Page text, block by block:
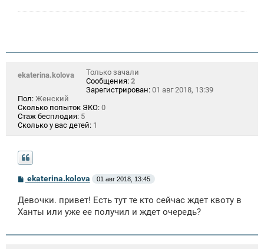
ekaterina.kolova
Только зачали
Сообщения: 2
Зарегистрирован: 01 авг 2018, 13:39
Пол: Женский
Сколько попыток ЭКО: 0
Стаж бесплодия: 5
Сколько у вас детей: 1
С
о
б
щ
и
ekaterina.kolova 01 авг 2018, 13:45
Девочки. привет! Есть тут те кто сейчас ждет квоту в
Ханты или уже ее получил и ждет очередь?